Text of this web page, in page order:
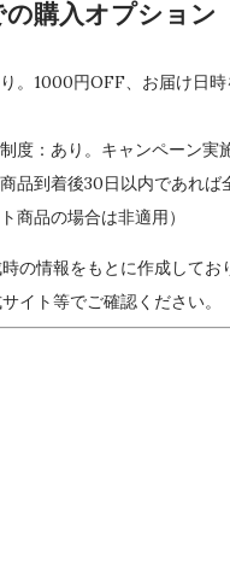
購入オプション
。1000円OFF、お届け日
度：あり。キャンペーン実
品到着後30日以内であれば
商品の場合は非適用）
の情報をもとに作成してお
イト等でご確認ください。